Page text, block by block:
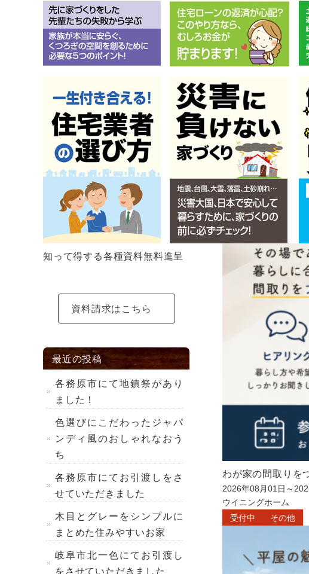
わが家の間取りを
2026年08月01日～
ウイニングホーム
受付中
その他
知って得する各種資料無料進呈
資料請求はこちら
最近の投稿
各務原市にて地鎮祭があり
ました！
色選びにこだわったジャパ
ンディ風のおしゃれなおう
ち
各務原市にてお引渡しをさ
せていただきました
木目とグレーをシンプルに
まとめた住みやすいお家
岐阜市北一色にてお引渡し
をさせていただきました